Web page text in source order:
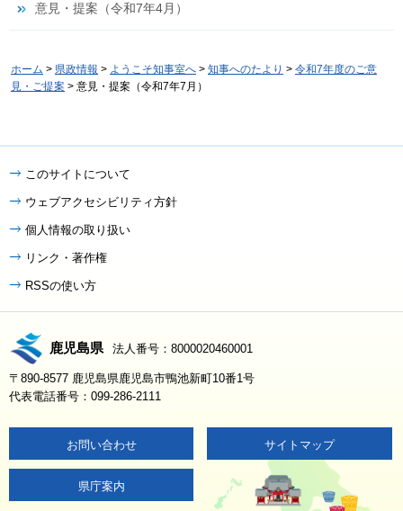
意見・提案（令和7年4月）
ホーム > 県政情報 > ようこそ知事室へ > 知事へのたより > 令和7年度のご意
見・ご提案 > 意見・提案（令和7年7月）
このサイトについて
ウェブアクセシビリティ方針
個人情報の取り扱い
リンク・著作権
RSSの使い方
鹿児島県 法人番号：8000020460001
〒890-8577 鹿児島県鹿児島市鴨池新町10番1号
代表電話番号：099-286-2111
お問い合わせ サイトマップ
県庁案内